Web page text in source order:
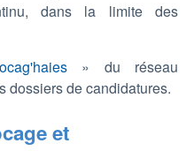
dans la limite des
» du réseau
dossiers de candidatures.
et